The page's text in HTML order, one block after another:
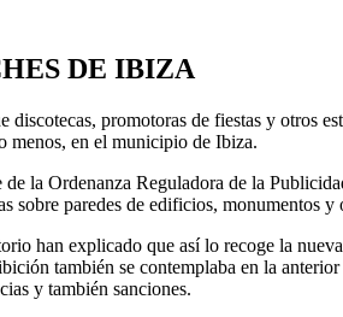
DE IBIZA
discotecas, promotoras de fiestas y otros
menos, en el municipio de Ibiza.
de la Ordenanza Reguladora de la
sobre paredes de edificios, monumentos
han explicado que así lo recoge la
también se contemplaba en la
y también sanciones.